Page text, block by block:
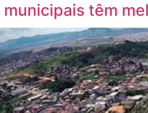
municipais têm